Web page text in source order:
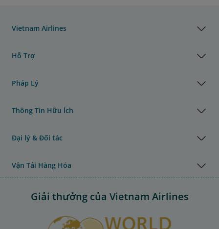
Vietnam Airlines
Hỗ Trợ
Pháp Lý
Thông Tin Hữu Ích
Đại lý & Đối tác
Vận Tải Hàng Hóa
Giải thưởng của Vietnam Airlines